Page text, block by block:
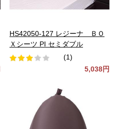
HS42050-127 レジーナ ＢＯ
Ｘシーツ PI セミダブル
(1)
5,038円